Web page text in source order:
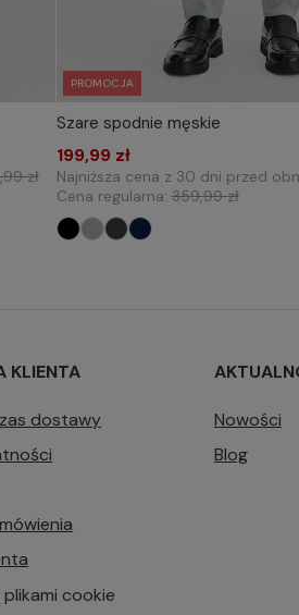
zł
PROMOCJA
WYBIERZ ROZMIAR DO
L32 W30
L32 W34
L32 W36
L32 W40
L32 W42
L34 W33
Szare spodnie męskie
199,99 zł
Najniższa cena z 30 dni przed
Cena regularna:359,99 zł
KLIENTA
dostawy
cookie
Nowości
Blog